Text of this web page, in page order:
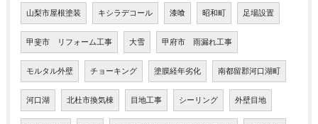
山梨市屋根塗装 キシラデコール 漆喰 昭和町 足場設置
甲斐市 リフォーム工事 大雪 甲府市 雨漏れ工事
モルタル外壁 チョーキング 塗膜経年劣化 南都留郡河口湖町
河口湖 北杜市換気棟 目地工事 シーリング 外壁目地